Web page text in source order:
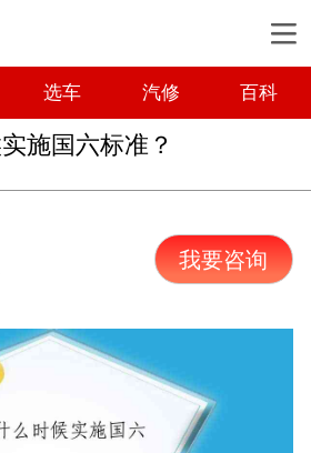
选车 汽修 百科
施国六标准？
我要咨询